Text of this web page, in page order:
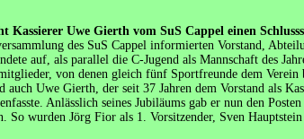
Kassierer Uwe Gierth vom SuS Cappel einen
des SuS Cappel informierten Vorstand,
auf, als parallel die C-Jugend als Mannschaft des
von denen gleich fünf Sportfreunde dem Verein
auch Uwe Gierth, der seit 37 Jahren dem Vorstand als
Anlässlich seines Jubiläums gab er nun den
So wurden Jörg Fior als 1. Vorsitzender, Sven